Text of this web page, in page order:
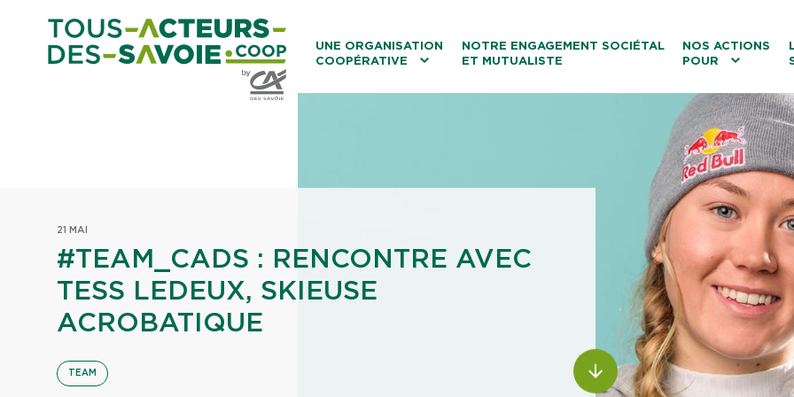
UNE ORGANISATION
COOPÉRATIVE
NOTRE ENGAGEMENT SOCIÉTAL
ET MUTUALISTE
NOS ACTIONS
POUR
Le tourisme
Les transitions
La biodiversité
Les associations
21 MAI
#TEAM_CADS : RENCONTRE AVEC
TESS LEDEUX, SKIEUSE
ACROBATIQUE
TEAM